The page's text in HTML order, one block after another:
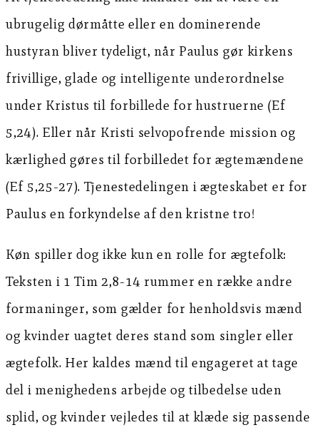
ubrugelig dørmåtte eller en dominerende
hustyran bliver tydeligt, når Paulus gør kirkens
frivillige, glade og intelligente underordnelse
under Kristus til forbillede for hustruerne (Ef
5,24). Eller når Kristi selvopofrende mission og
kærlighed gøres til forbilledet for ægtemændene
(Ef 5,25-27). Tjenestedelingen i ægteskabet er for
Paulus en forkyndelse af den kristne tro!
Køn spiller dog ikke kun en rolle for ægtefolk:
Teksten i 1 Tim 2,8-14 rummer en række andre
formaninger, som gælder for henholdsvis mænd
og kvinder uagtet deres stand som singler eller
ægtefolk. Her kaldes mænd til engageret at tage
del i menighedens arbejde og tilbedelse uden
splid, og kvinder vejledes til at klæde sig passende